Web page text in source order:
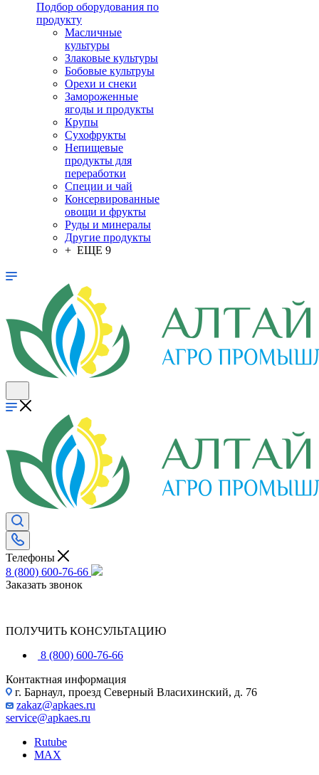
Подбор оборудования по
продукту
Масличные
культуры
Злаковые культуры
Бобовые культруы
Орехи и снеки
Замороженные
ягоды и продукты
Крупы
Сухофрукты
Непищевые
продукты для
переработки
Специи и чай
Консервированные
овощи и фрукты
Руды и минералы
Другие продукты
+ ЕЩЕ 9
Телефоны
8 (800) 600-76-66
Заказать звонок
ПОЛУЧИТЬ КОНСУЛЬТАЦИЮ
8 (800) 600-76-66
Контактная информация
г. Барнаул, проезд Северный Власихинский, д. 76
zakaz@apkaes.ru
service@apkaes.ru
Rutube
MAX